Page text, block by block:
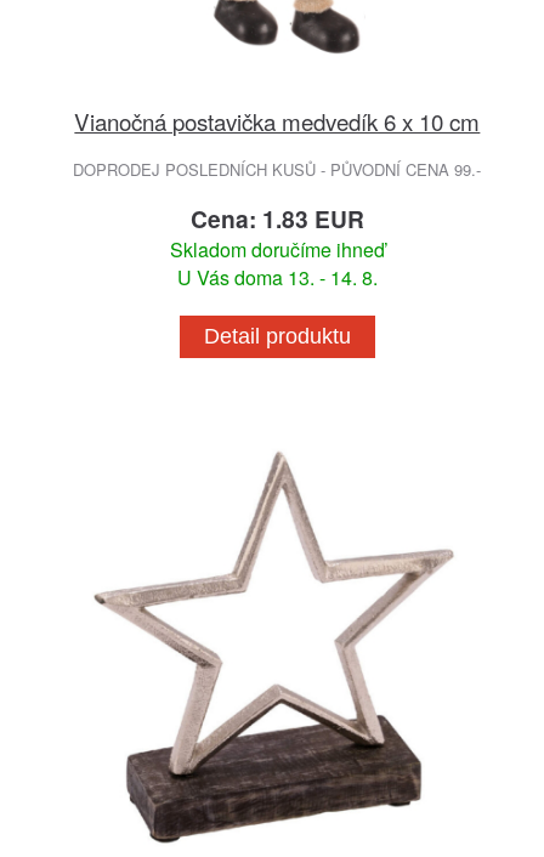
Vianočná postavička medvedík 6 x 10 cm
DOPRODEJ POSLEDNÍCH KUSŮ - PŮVODNÍ CENA 99.-
Cena: 1.83 EUR
Skladom doručíme ihneď
U Vás doma 13. - 14. 8.
Detail produktu